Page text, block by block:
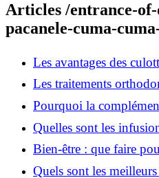
Articles /entrance-
pacanele-cuma-
Les avantages des
quotidien
Les traitements
avantages
Pourquoi la
devenue indispensable ?
Quelles sont les
apaiser un mal à
Bien-être : que faire
de ventre ? Voici
Quels sont les